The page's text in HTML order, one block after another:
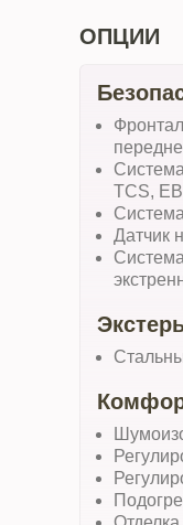
ОПЦИИ
TCS,
Датчик